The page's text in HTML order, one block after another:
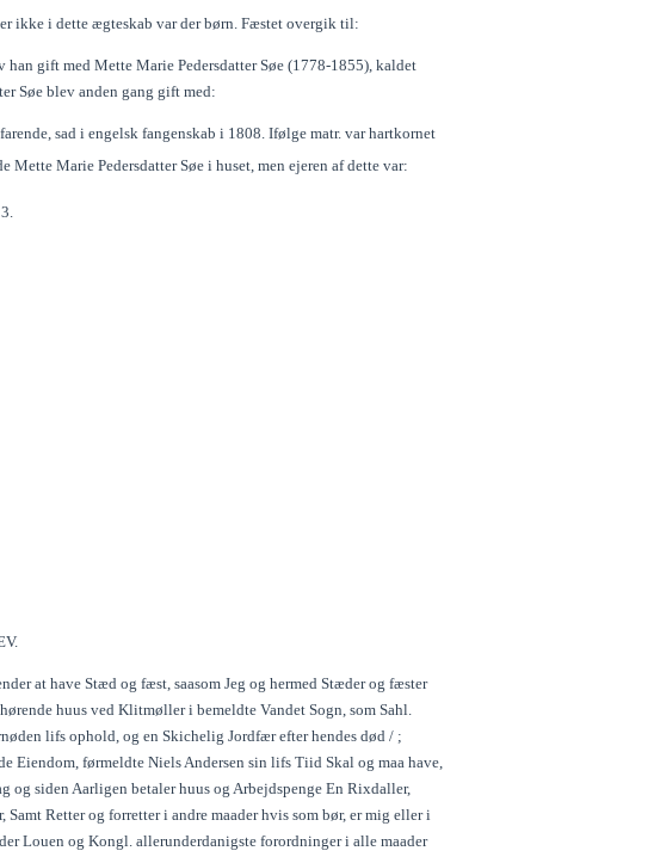
ikke i dette ægteskab var der børn. Fæstet overgik til:
gift med Mette Marie Pedersdatter Søe (1778-1855), kaldet
Søe blev anden gang gift med:
sad i engelsk fangenskab i 1808. Ifølge matr. var hartkornet
Marie Pedersdatter Søe i huset, men ejeren af dette var:
at have Stæd og fæst, saasom Jeg og hermed Stæder og fæster
huus ved Klitmøller i bemeldte Vandet Sogn, som Sahl.
lifs ophold, og en Skichelig Jordfær efter hendes død / ;
førmeldte Niels Andersen sin lifs Tiid Skal og maa have,
siden Aarligen betaler huus og Arbejdspenge En Rixdaller,
Retter og forretter i andre maader hvis som bør, er mig eller i
Louen og Kongl. allerunderdanigste forordninger i alle maader